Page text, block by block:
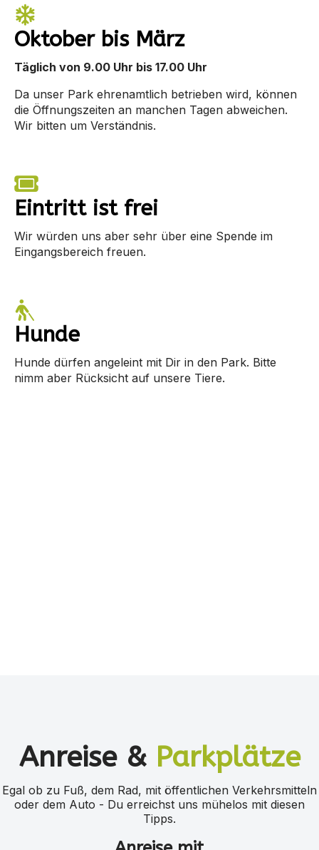
Oktober bis März
Täglich von 9.00 Uhr bis 17.00 Uhr
Da unser Park ehrenamtlich betrieben wird, können
die Öffnungszeiten an manchen Tagen abweichen.
Wir bitten um Verständnis.
Eintritt ist frei
Wir würden uns aber sehr über eine Spende im
Eingangsbereich freuen.
Hunde
Hunde dürfen angeleint mit Dir in den Park. Bitte
nimm aber Rücksicht auf unsere Tiere.
Anreise & Parkplätze
Egal ob zu Fuß, dem Rad, mit öffentlichen Verkehrsmitteln
oder dem Auto - Du erreichst uns mühelos mit diesen
Tipps.